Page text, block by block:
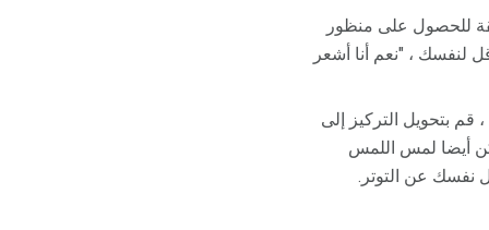
قلقك الاجتماعي! امنح نفسك الإذن لإنهاء مهلة مدتها 20 دقيقة للحصول على منظور
لنفسك ، "نعم أنا أشعر
بتحويل التركيز إلى
أيضا لمس اللمس
نفسك عن التوتر.